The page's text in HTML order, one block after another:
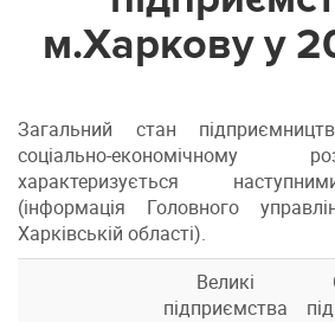
м.Харкову у
Загальний стан
соціально-економічному
характеризується
(інформація Головного
Харківській області).
Великі
підприємства